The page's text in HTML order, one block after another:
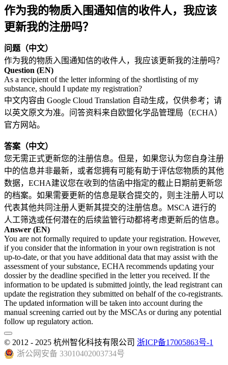
作为我的物质入围通知信的收件人，我应该
更新我的注册吗？
问题（中文）
作为我的物质入围通知信的收件人，我应该更新我的注册吗？
Question (EN)
As a recipient of the letter informing of the shortlisting of my
substance, should I update my registration?
中文内容由 Google Cloud Translation 自动生成，仅供参考；请
以英文原文为准。问答资料来自欧盟化学品管理局（ECHA）
官方网站。
答案（中文）
您无需正式更新您的注册信息。但是，如果您认为您自身注册
中的信息并非最新，或者您拥有可能有助于评估您物质的其他
数据，ECHA建议您在收到的信函中指定的截止日期前更新您
的档案。如果需要更新的信息是联合提交的，则主注册人可以
代表其他共同注册人更新其提交的注册信息。MSCA 进行的
人工筛选或任何潜在的后续监管行动都将考虑更新后的信息。
Answer (EN)
You are not formally required to update your registration. However,
if you consider that the information in your own registration is not
up-to-date, or that you have additional data that may assist with the
assessment of your substance, ECHA recommends updating your
dossier by the deadline specified in the letter you received. If the
information to be updated is submitted jointly, the lead registrant can
update the registration they submitted on behalf of the co-registrants.
The updated information will be taken into account during the
manual screening carried out by the MSCAs or during any potential
follow up regulatory action.
© 2012 - 2025 杭州智化科技有限公司 浙ICP备17005863号-1
浙公网安备 33010402003734号